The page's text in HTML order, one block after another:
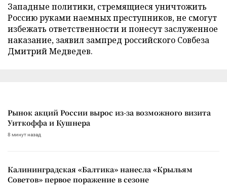
Западные политики, стремящиеся уничтожить
Россию руками наемных преступников, не смогут
избежать ответственности и понесут заслуженное
наказание, заявил зампред российского Совбеза
Дмитрий Медведев.
Рынок акций России вырос из-за возможного визита
Уиткоффа и Кушнера
8 минут назад
Калининградская «Балтика» нанесла «Крыльям
Советов» первое поражение в сезоне